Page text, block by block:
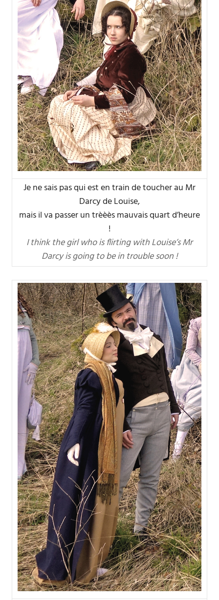
Je ne sais pas qui est en train de toucher au Mr
Darcy de Louise,
mais il va passer un trèèès mauvais quart d’heure
!
I think the girl who is flirting with Louise’s Mr
Darcy is going to be in trouble soon !